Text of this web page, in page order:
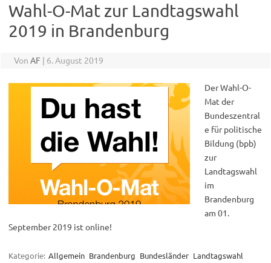
Wahl-O-Mat zur Landtagswahl
2019 in Brandenburg
Von AF | 6. August 2019
Der Wahl-O-
Mat der
Bundeszentral
e für politische
Bildung (bpb)
zur
Landtagswahl
im
Brandenburg
am 01.
September 2019 ist online!
Kategorie: Allgemein Brandenburg Bundesländer Landtagswahl